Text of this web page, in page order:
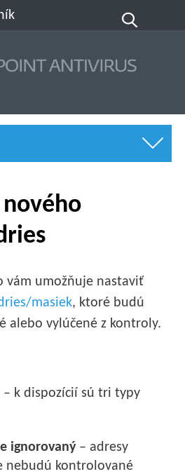
vám umožňuje nastaviť
masiek, ktoré budú
alebo vylúčené z kontroly.
– k dispozícií sú tri typy
ignorovaný– adresy
nebudú kontrolované